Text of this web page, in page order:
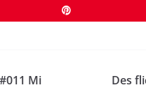
Mi
Des